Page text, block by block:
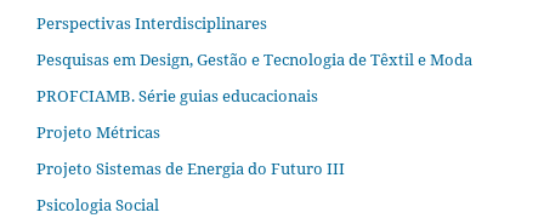
Perspectivas Interdisciplinares
Pesquisas em Design, Gestão e Tecnologia de Têxtil e Moda
PROFCIAMB. Série guias educacionais
Projeto Métricas
Projeto Sistemas de Energia do Futuro III
Psicologia Social